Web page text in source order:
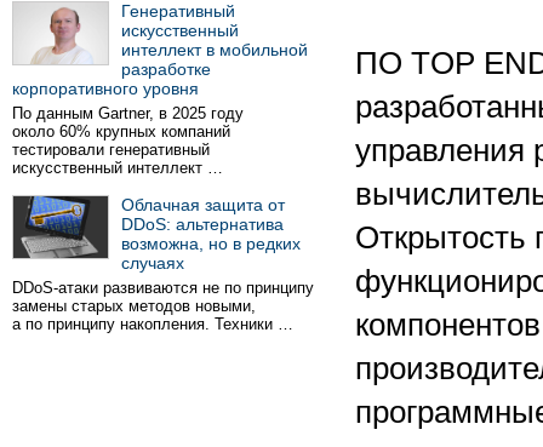
Генеративный
искусственный
интеллект в мобильной
разработке
корпоративного уровня
По данным Gartner, в 2025 году
около 60% крупных компаний
тестировали генеративный
искусственный интеллект …
Облачная защита от
DDoS: альтернатива
возможна, но в редких
случаях
DDoS-атаки развиваются не по принципу
замены старых методов новыми,
а по принципу накопления. Техники …
ПО TOP
управления
Открытость